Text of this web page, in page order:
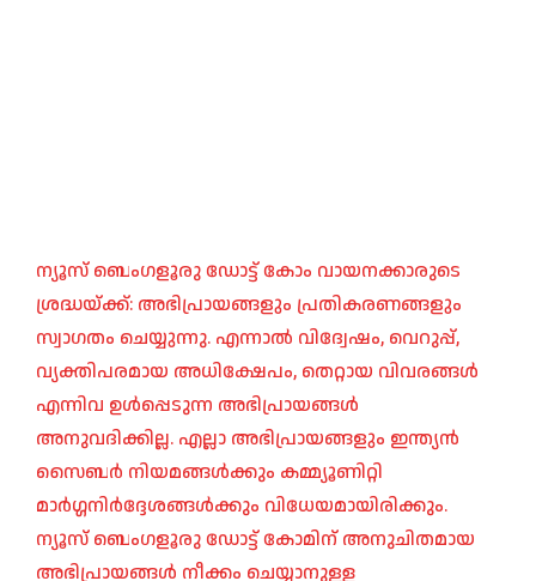
ന്യൂസ് ബെംഗളൂരു ഡോട്ട് കോം വായനക്കാരുടെ
ശ്രദ്ധയ്ക്ക്: അഭിപ്രായങ്ങളും പ്രതികരണങ്ങളും
സ്വാഗതം ചെയ്യുന്നു. എന്നാൽ വിദ്വേഷം, വെറുപ്പ്,
വ്യക്തിപരമായ അധിക്ഷേപം, തെറ്റായ വിവരങ്ങൾ
എന്നിവ ഉൾപ്പെടുന്ന അഭിപ്രായങ്ങൾ
അനുവദിക്കില്ല. എല്ലാ അഭിപ്രായങ്ങളും ഇന്ത്യൻ
സൈബർ നിയമങ്ങൾക്കും കമ്മ്യൂണിറ്റി
മാർഗ്ഗനിർദ്ദേശങ്ങൾക്കും വിധേയമായിരിക്കും.
ന്യൂസ് ബെംഗളൂരു ഡോട്ട് കോമിന് അനുചിതമായ
അഭിപ്രായങ്ങൾ നീക്കം ചെയ്യാനുള്ള